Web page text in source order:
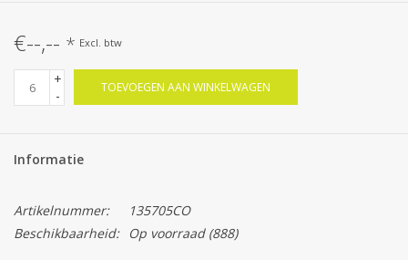
€--,-- * Excl. btw
+
-
TOEVOEGEN AAN WINKELWAGEN
Informatie
Artikelnummer:
135705CO
Beschikbaarheid:
Op voorraad(888)